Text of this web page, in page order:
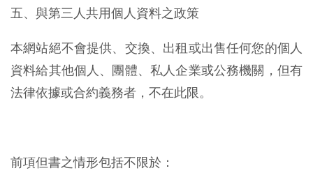
五、與第三人共用個人資料之政策
本網站絕不會提供、交換、出租或出售任何您的個人
資料給其他個人、團體、私人企業或公務機關，但有
法律依據或合約義務者，不在此限。
前項但書之情形包括不限於：